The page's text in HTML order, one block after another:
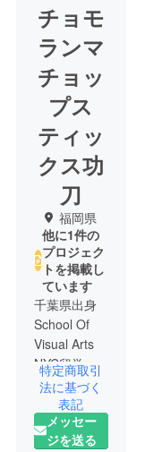
チョモ
ランマ
チョッ
プス
ティッ
クス功
刀
福岡県
他に1件の
プロジェク
トを掲載し
ています
千葉県出身
School Of
Visual Arts
NYC留学
チョモラン
マチョップ
スティック
ス代表
特定商取引
法に基づく
表記
メッセー
ジを送る